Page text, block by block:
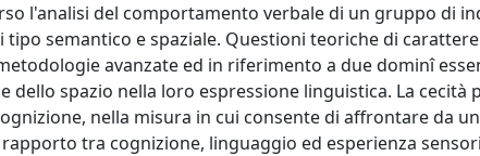
l'analisi del comportamento verbale di un gruppo di
semantico e spaziale. Questioni teoriche di
avanzate ed in riferimento a due dominî
dello spazio nella loro espressione linguistica. La
nella misura in cui consente di affrontare da
tra cognizione, linguaggio ed esperienza